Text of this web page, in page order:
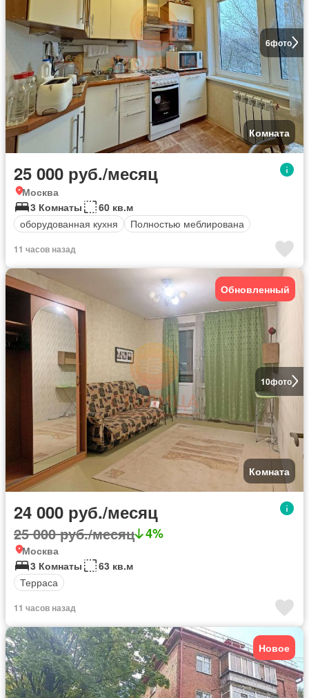
6фото
Комната
25 000 руб./месяц
Москва
3 Комнаты
60 кв.м
оборудованная кухня
Полностью меблирована
11 часов назад
10фото
Обновленный
Комната
24 000 руб./месяц
25 000 руб./месяц 4%
Москва
3 Комнаты
63 кв.м
Терраса
11 часов назад
Новое